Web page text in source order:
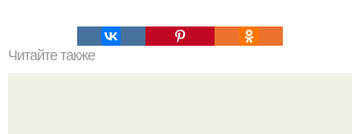
Читайте также